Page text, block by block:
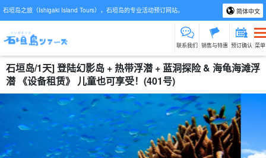
石垣岛之旅（Ishigaki Island Tours），石垣岛的专业活动预订网站。 简体中文
联系我们 销售与特惠 预订确认 菜单
石垣岛/1天] 登陆幻影岛 + 热带浮潜 + 蓝洞探险 & 海龟海滩浮
潜 《设备租赁》 儿童也可享受！(401号)